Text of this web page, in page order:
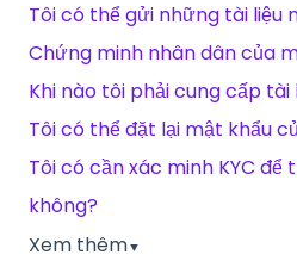
Tôi có thể gửi những tài liệu
Chứng minh nhân dân của
Khi nào tôi phải cung cấp tài
Tôi có thể đặt lại mật khẩu
Tôi có cần xác minh KYC
không?
Xem thêm▼